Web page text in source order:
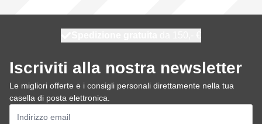
Iscriviti alla nostra newsletter
Le migliori offerte e i consigli personali direttamente nella tua
casella di posta elettronica.